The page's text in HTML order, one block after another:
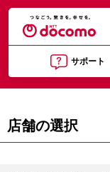
サポート
店舗の選択